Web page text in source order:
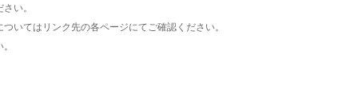
い。
いてはリンク先の各ページにてご確認ください。